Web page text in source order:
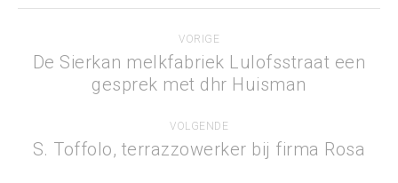
navigatie
VORIGE
Vorig
bericht
De Sierkan melkfabriek Lulofsstraat een
gesprek met dhr Huisman
VOLGENDE
Volgend
S. Toffolo, terrazzowerker bij firma Rosa